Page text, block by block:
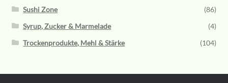
Sushi Zone
(86)
Syrup, Zucker & Marmelade
(4)
Trockenprodukte, Mehl & Stärke
(104)